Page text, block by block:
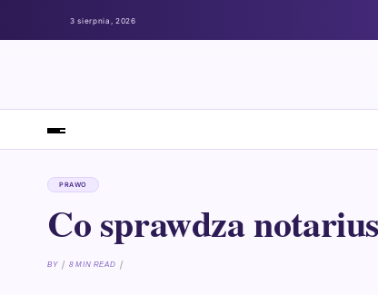
3 sierpnia, 2026
PRAWO
Co sprawdza
BY 8 MIN READ